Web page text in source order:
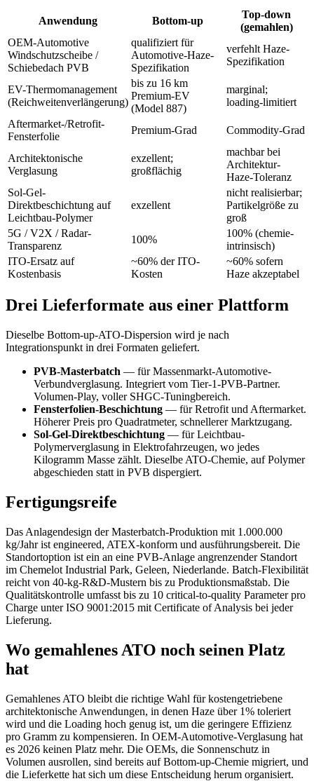
Anwendung Bottom-up
Top-down
(gemahlen)
OEM-Automotive
Windschutzscheibe /
Schiebedach PVB
qualifiziert für
Automotive-Haze-
Spezifikation
verfehlt Haze-
Spezifikation
EV-Thermomanagement
(Reichweitenverlängerung)
bis zu 16 km
Premium-EV
(Model 887)
marginal;
loading-limitiert
Aftermarket-/Retrofit-
Fensterfolie
Premium-Grad Commodity-Grad
Architektonische
Verglasung
exzellent;
großflächig
machbar bei
Architektur-
Haze-Toleranz
Sol-Gel-
Direktbeschichtung auf
Leichtbau-Polymer
exzellent
nicht realisierbar;
Partikelgröße zu
groß
5G / V2X / Radar-
Transparenz
100%
100% (chemie-
intrinsisch)
ITO-Ersatz auf
Kostenbasis
~60% der ITO-
Kosten
~60% sofern
Haze akzeptabel
Drei Lieferformate aus einer Plattform
Dieselbe Bottom-up-ATO-Dispersion wird je nach
Integrationspunkt in drei Formaten geliefert.
PVB-Masterbatch — für Massenmarkt-Automotive-
Verbundverglasung. Integriert vom Tier-1-PVB-Partner.
Volumen-Play, voller SHGC-Tuningbereich.
Fensterfolien-Beschichtung — für Retrofit und Aftermarket.
Höherer Preis pro Quadratmeter, schnellerer Marktzugang.
Sol-Gel-Direktbeschichtung — für Leichtbau-
Polymerverglasung in Elektrofahrzeugen, wo jedes
Kilogramm Masse zählt. Dieselbe ATO-Chemie, auf Polymer
abgeschieden statt in PVB dispergiert.
Fertigungsreife
Das Anlagendesign der Masterbatch-Produktion mit 1.000.000
kg/Jahr ist engineered, ATEX-konform und ausführungsbereit. Die
Standortoption ist ein an eine PVB-Anlage angrenzender Standort
im Chemelot Industrial Park, Geleen, Niederlande. Batch-Flexibilität
reicht von 40-kg-R&D-Mustern bis zu Produktionsmaßstab. Die
Qualitätskontrolle umfasst bis zu 10 critical-to-quality Parameter pro
Charge unter ISO 9001:2015 mit Certificate of Analysis bei jeder
Lieferung.
Wo gemahlenes ATO noch seinen Platz
hat
Gemahlenes ATO bleibt die richtige Wahl für kostengetriebene
architektonische Anwendungen, in denen Haze über 1% toleriert
wird und die Loading hoch genug ist, um die geringere Effizienz
pro Gramm zu kompensieren. In OEM-Automotive-Verglasung hat
es 2026 keinen Platz mehr. Die OEMs, die Sonnenschutz in
Volumen ausrollen, sind bereits auf Bottom-up-Chemie migriert, und
die Lieferkette hat sich um diese Entscheidung herum organisiert.